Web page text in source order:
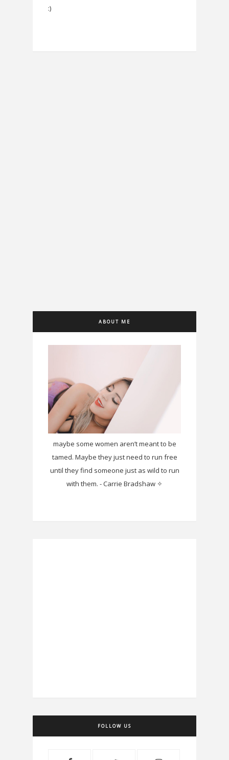
:)
ABOUT ME
maybe some women aren’t meant to be
tamed. Maybe they just need to run free
until they find someone just as wild to run
with them. - Carrie Bradshaw ✧
FOLLOW US